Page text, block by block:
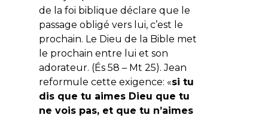
de la foi biblique déclare que le
passage obligé vers lui, c’est le
prochain. Le Dieu de la Bible met
le prochain entre lui et son
adorateur. (És 58 – Mt 25). Jean
reformule cette exigence: «si tu
dis que tu aimes Dieu que tu
ne vois pas, et que tu n’aimes